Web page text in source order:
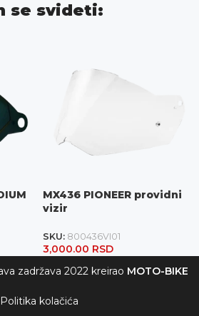
se svideti:
MX436 PIONEER providni
vizir
SKU: 800436VI01
3,000.00 RSD
zadržava 2022 kreirao MOTO-BIKE
Politika kolačića